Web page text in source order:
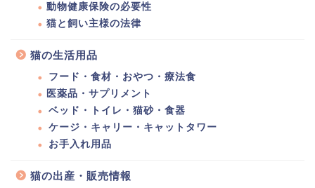
動物健康保険の必要性
猫と飼い主様の法律
猫の生活用品
フード・食材・おやつ・療法食
医薬品・サプリメント
ベッド・トイレ・猫砂・食器
ケージ・キャリー・キャットタワー
お手入れ用品
猫の出産・販売情報